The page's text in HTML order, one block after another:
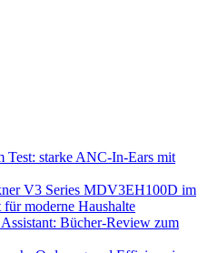
Test: starke ANC-In-Ears mit
V3 Series MDV3EH100D im
moderne Haushalte
Bücher-Review zum